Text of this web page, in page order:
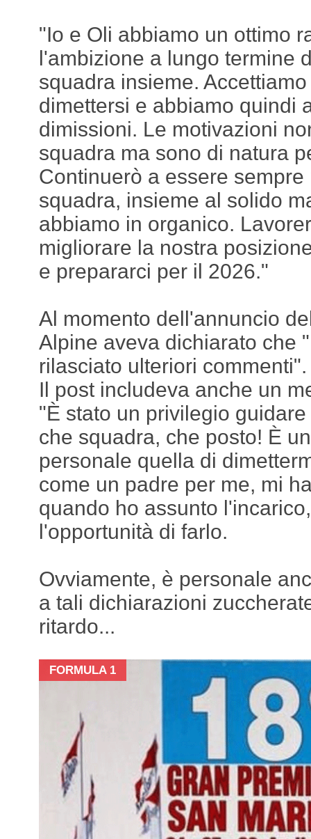
"Io e Oli abbiamo un ottimo
l'ambizione a lungo termine
squadra insieme.
dimettersi e abbiamo quindi
dimissioni. Le motivazioni
squadra ma sono di natura
Continuerò a essere
squadra, insieme al solido
abbiamo in organico.
migliorare la nostra
e prepararci per il 2026."
Al momento dell'annuncio
Alpine aveva dichiarato che
rilasciato ulteriori commenti".
Il post includeva anche un
"È stato un privilegio
che squadra, che posto! È
personale quella di
come un padre per me, mi
quando ho assunto
l'opportunità di farlo.
Ovviamente, è personale
a tali dichiarazioni
ritardo...
FORMULA 1